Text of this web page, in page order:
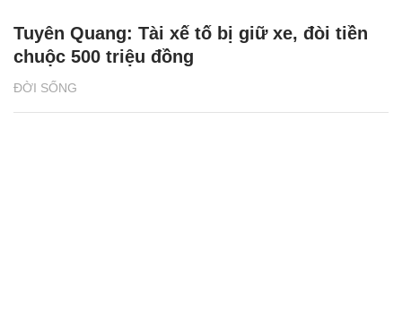
ĐỜI SỐNG
Tuyên Quang: Tài xế tố bị giữ xe, đòi tiền
chuộc 500 triệu đồng